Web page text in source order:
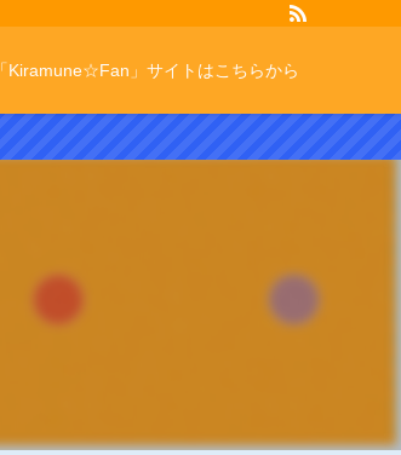
「Kiramune☆Fan」サイトはこちらから